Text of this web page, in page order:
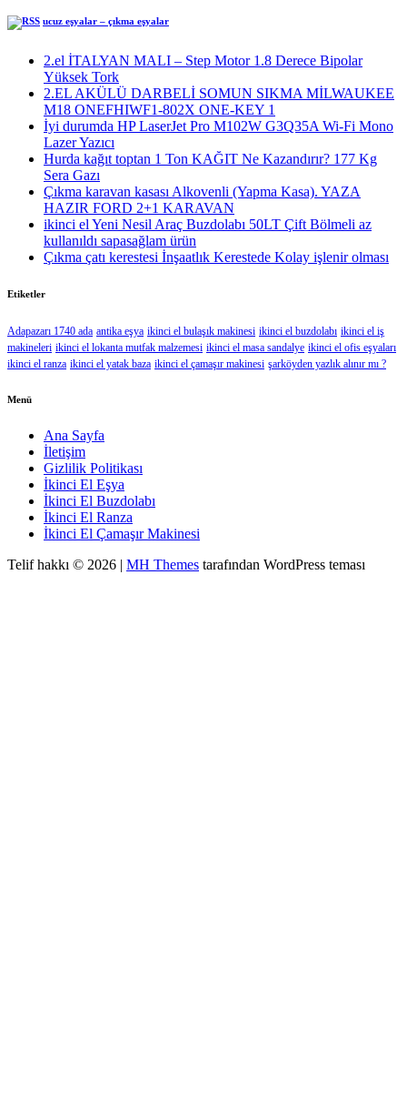
ucuz eşyalar – çıkma eşyalar
2.el İTALYAN MALI – Step Motor 1.8 Derece Bipolar
Yüksek Tork
2.EL AKÜLÜ DARBELİ SOMUN SIKMA MİLWAUKEE
M18 ONEFHIWF1-802X ONE-KEY 1
İyi durumda HP LaserJet Pro M102W G3Q35A Wi-Fi Mono
Lazer Yazıcı
Hurda kağıt toptan 1 Ton KAĞIT Ne Kazandırır? 177 Kg
Sera Gazı
Çıkma karavan kasası Alkovenli (Yapma Kasa). YAZA
HAZIR FORD 2+1 KARAVAN
ikinci el Yeni Nesil Araç Buzdolabı 50LT Çift Bölmeli az
kullanıldı sapasağlam ürün
Çıkma çatı kerestesi İnşaatlık Kerestede​​ Kolay işlenir olması
Etiketler
Adapazarı 1740 ada antika eşya ikinci el bulaşık makinesi ikinci el buzdolabı ikinci el iş
makineleri ikinci el lokanta mutfak malzemesi ikinci el masa sandalye ikinci el ofis eşyaları
ikinci el ranza ikinci el yatak baza ikinci el çamaşır makinesi şarköyden yazlık alınır mı ?
Menü
Ana Sayfa
İletişim
Gizlilik Politikası
İkinci El Eşya
İkinci El Buzdolabı
İkinci El Ranza
İkinci El Çamaşır Makinesi
Telif hakkı © 2026 | MH Themes tarafından WordPress teması